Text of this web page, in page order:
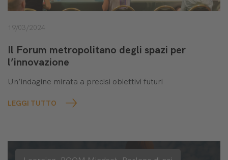
19/03/2024
Il Forum metropolitano degli spazi per
l’innovazione
Un’indagine mirata a precisi obiettivi futuri
LEGGI TUTTO